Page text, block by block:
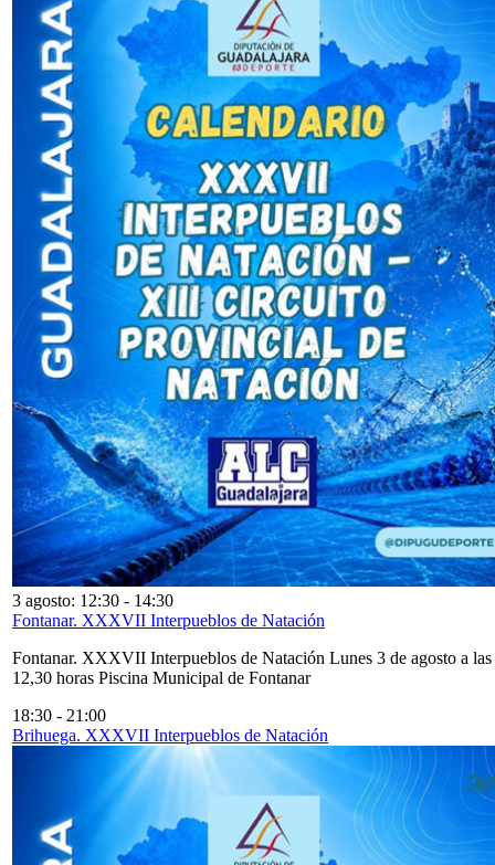
3 agosto: 12:30 - 14:30
Fontanar. XXXVII Interpueblos de Natación
Fontanar. XXXVII Interpueblos de Natación Lunes 3 de agosto a las
12,30 horas Piscina Municipal de Fontanar
18:30 - 21:00
Brihuega. XXXVII Interpueblos de Natación